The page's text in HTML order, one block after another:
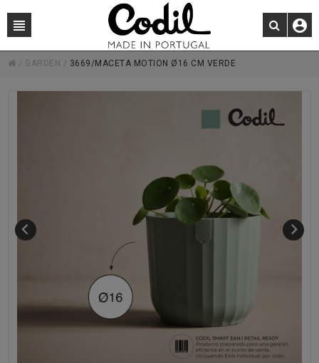
/ GARDEN / 3669/MACETA MOTION Ø16 CM VERDE